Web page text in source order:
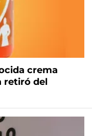
crema
retiró del